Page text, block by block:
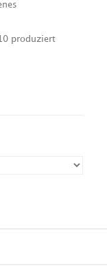
produziert